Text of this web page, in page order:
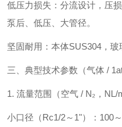
低压力损失：分流设计，压
泵后、低压、大管径。
坚固耐用：本体SUS304，
三、典型技术参数（气体 /
1. 流量范围（空气 / N₂，NL/
小口径（Rc1/2～1"）：100